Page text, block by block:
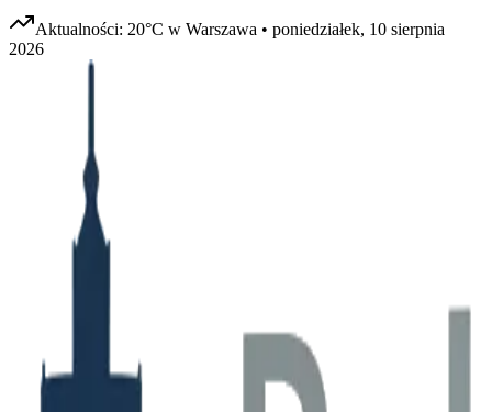
Aktualności: 20°C w Warszawa • poniedziałek, 10 sierpnia
2026